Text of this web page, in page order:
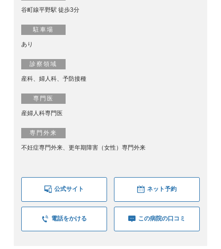
谷町線平野駅 徒歩3分
駐車場
あり
診察領域
産科、婦人科、予防接種
専門医
産婦人科専門医
専門外来
不妊症専門外来、更年期障害（女性）専門外来
公式サイト ネット予約
電話をかける この病院の口コミ